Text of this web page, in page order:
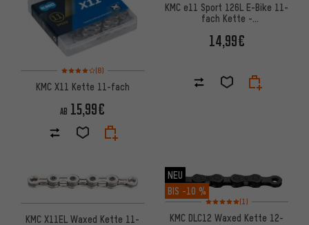
Bewertungen: 4 von 5 basierend auf 8 Bewertungen
(8)
KMC X11 Kette 11-fach
AB 15,99€
KMC e11 Sport 126L E-Bike 11-
fach Kette -
14,99€
KMC X11EL Waxed Kette 11-
NEU
BIS -10 %
Bewertungen: 5 von 5
(1)
KMC DLC12 Waxed Kette 12-